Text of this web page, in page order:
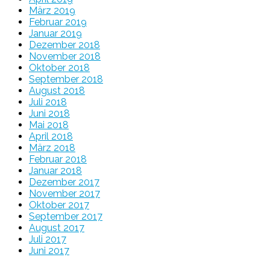
März 2019
Februar 2019
Januar 2019
Dezember 2018
November 2018
Oktober 2018
September 2018
August 2018
Juli 2018
Juni 2018
Mai 2018
April 2018
März 2018
Februar 2018
Januar 2018
Dezember 2017
November 2017
Oktober 2017
September 2017
August 2017
Juli 2017
Juni 2017